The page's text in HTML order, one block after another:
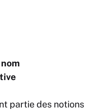
partie des notions